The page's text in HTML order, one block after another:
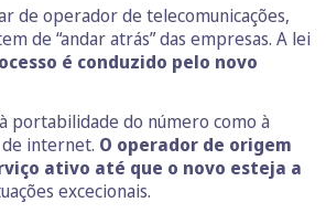
de operador de telecomunicações,
de “andar atrás” das empresas. A lei
é conduzido pelo novo
portabilidade do número como à
de internet. O operador de origem
ativo até que o novo esteja a
excecionais.